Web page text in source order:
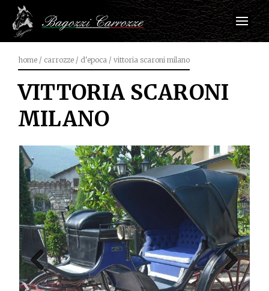
home / carrozze / d'epoca / vittoria scaroni milano
VITTORIA SCARONI
MILANO
Previous Next